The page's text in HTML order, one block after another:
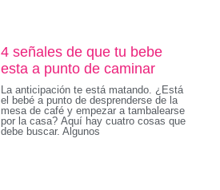
4 señales de que tu bebe
esta a punto de caminar
La anticipación te está matando. ¿Está
el bebé a punto de desprenderse de la
mesa de café y empezar a tambalearse
por la casa? Aquí hay cuatro cosas que
debe buscar. Algunos